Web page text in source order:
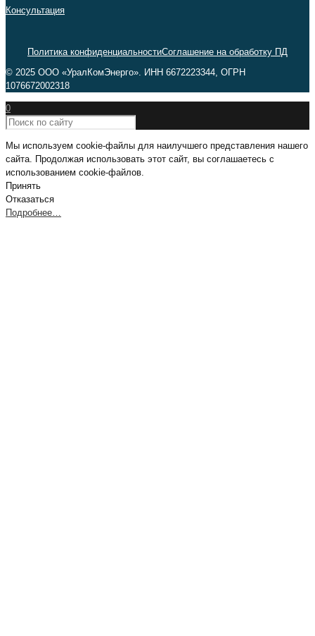
Консультация
Политика конфиденциальностиСоглашение на обработку ПД
© 2025 ООО «УралКомЭнерго». ИНН 6672223344, ОГРН
1076672002318
0
Мы используем cookie-файлы для наилучшего представления нашего
сайта. Продолжая использовать этот сайт, вы соглашаетесь с
использованием cookie-файлов.
Принять
Отказаться
Подробнее…